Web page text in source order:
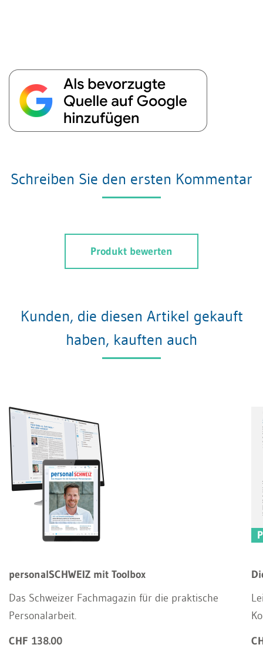
Schreiben Sie den ersten Kommentar
Produkt bewerten
Kunden, die diesen Artikel gekauft
haben, kauften auch
personalSCHWEIZ mit Toolbox
Das Schweizer Fachmagazin für die praktische
Personalarbeit.
CHF 138.00